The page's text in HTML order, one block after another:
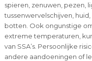
spieren, zenuwen, pezen,
tussenwervelschijven,
botten. Ook ongunstige
extreme temperaturen,
van SSA’s. Persoonlijke
andere aandoeningen of